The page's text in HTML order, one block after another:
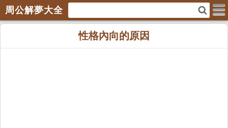
周公解夢大全
性格內向的原因